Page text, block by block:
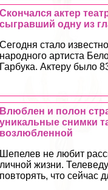
Скончался актер
сыгравший одну из
Сегодня стало
народного артиста
Гарбука. Актеру было
Влюблен и полон
уникальные снимки
возлюбленной
Шепелев не любит
личной жизни.
повторять, что сейчас